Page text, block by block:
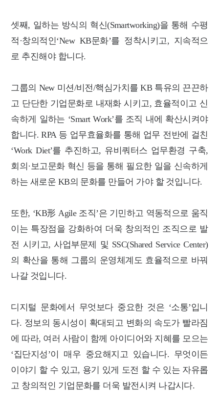
셋째, 일하는 방식의 혁신(Smartworking)을 통해 수평
적·창의적인‘New KB문화’를 정착시키고, 지속적으
로 추진해야 합니다.
그룹의 New 미션/비전/핵심가치를 KB 특유의 끈끈하
고 단단한 기업문화로 내재화 시키고, 효율적이고 신
속하게 일하는 ‘Smart Work’를 조직 내에 확산시켜야
합니다. RPA 등 업무효율화를 통해 업무 전반에 걸친
‘Work Diet’를 추진하고, 유비쿼터스 업무환경 구축,
회의·보고문화 혁신 등을 통해 필요한 일을 신속하게
하는 새로운 KB의 문화를 만들어 가야 할 것입니다.
또한, ‘KB形 Agile 조직’은 기민하고 역동적으로 움직
이는 특장점을 강화하여 더욱 창의적인 조직으로 발
전 시키고, 사업부문제 및 SSC(Shared Service Center)
의 확산을 통해 그룹의 운영체계도 효율적으로 바꿔
나갈 것입니다.
디지털 문화에서 무엇보다 중요한 것은 ‘소통’입니
다. 정보의 동시성이 확대되고 변화의 속도가 빨라짐
에 따라, 여러 사람이 함께 아이디어와 지혜를 모으는
‘집단지성’이 매우 중요해지고 있습니다. 무엇이든
이야기 할 수 있고, 용기 있게 도전 할 수 있는 자유롭
고 창의적인 기업문화를 더욱 발전시켜 나갑시다.